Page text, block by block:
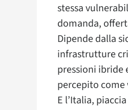
stessa
domanda,
Dipende dalla
infrastrutture
pressioni ibride
percepito
E l’Italia,